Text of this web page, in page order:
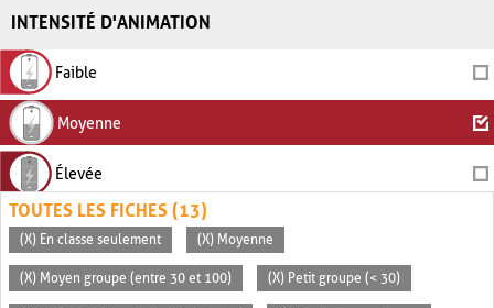
INTENSITÉ D'ANIMATION
Faible
Moyenne
Élevée
TOUTES LES FICHES (13)
(X) En classe seulement (X) Moyenne
(X) Moyen groupe (entre 30 et 100) (X) Petit groupe (< 30)